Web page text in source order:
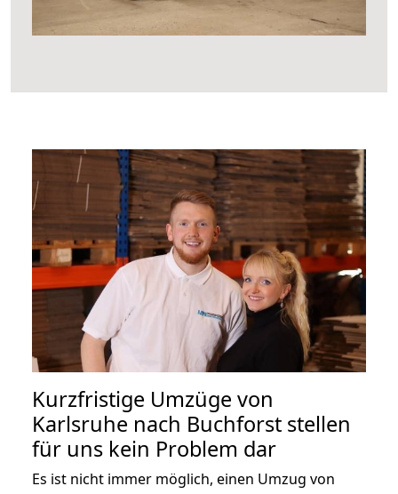
Kurzfristige Umzüge von
Karlsruhe nach Buchforst stellen
für uns kein Problem dar
Es ist nicht immer möglich, einen Umzug von